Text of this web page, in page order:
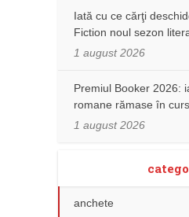
Iată cu ce cărţi
Fiction noul sezon
1 august 2026
Premiul Booker 2026:
romane rămase în
1 august 2026
anchete